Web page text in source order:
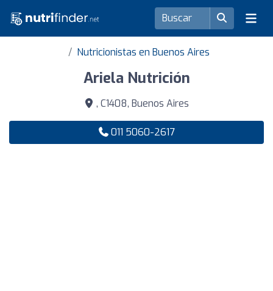
Nutricionistas en Buenos Aires
Ariela Nutrición
, C1408, Buenos Aires
011 5060-2617